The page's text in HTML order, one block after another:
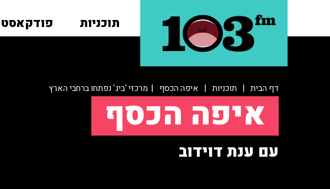
תוכניות
דף הבית | תוכניות | איפה הכסף | מרכזי 'ביג' נפתחו ברחבי הארץ
איפה הכסף
עם ענת דוידוב